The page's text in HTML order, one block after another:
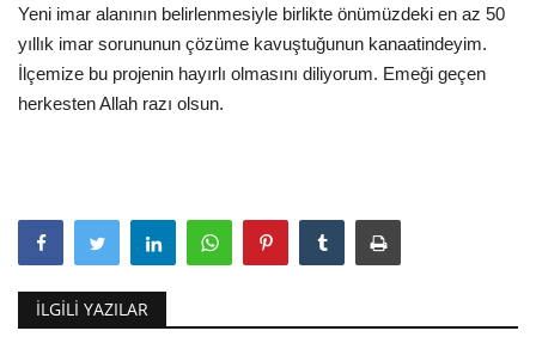
Yeni imar alanının belirlenmesiyle birlikte önümüzdeki en az 50
yıllık imar sorununun çözüme kavuştuğunun kanaatindeyim.
İlçemize bu projenin hayırlı olmasını diliyorum. Emeği geçen
herkesten Allah razı olsun.
İLGILI YAZILAR